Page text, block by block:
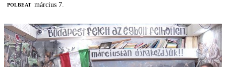
‎POLBEAT március 7.